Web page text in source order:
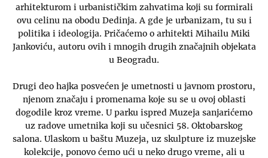
arhitekturom i urbanističkim zahvatima koji su formirali
ovu celinu na obodu Dedinja. A gde je urbanizam, tu su i
politika i ideologija. Pričaćemo o arhitekti Mihailu Miki
Jankoviću, autoru ovih i mnogih drugih značajnih objekata
u Beogradu.
Drugi deo hajka posvećen je umetnosti u javnom prostoru,
njenom značaju i promenama koje su se u ovoj oblasti
dogodile kroz vreme. U parku ispred Muzeja sanjarićemo
uz radove umetnika koji su učesnici 58. Oktobarskog
salona. Ulaskom u baštu Muzeja, uz skulpture iz muzejske
kolekcije, ponovo ćemo ući u neko drugo vreme, ali u